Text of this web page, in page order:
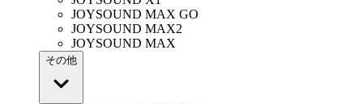
JOYSOUND MAX GO
JOYSOUND MAX2
JOYSOUND MAX
その他